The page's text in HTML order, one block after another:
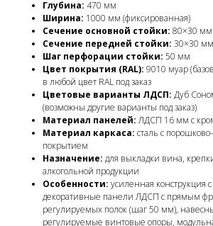
Глубина: 470 мм
Ширина: 1000 мм (фиксированная)
Сечение основной стойки: 80×30 мм
Сечение передней стойки: 30×30 мм
Шаг перфорации стойки: 50 мм
Цвет покрытия (RAL): 9010 муар
в любой цвет RAL под заказ
Цветовые варианты ЛДСП: Дуб
(возможны другие варианты под заказ)
Материал панелей:ЛДСП 16 мм с
Материал каркаса: сталь с
покрытием
Назначение: для выкладки вина,
алкогольной продукции
Особенности: усиленная конструкция
декоративные панели ЛДСП с прямым
регулируемых полок (шаг 50 мм),
регулируемые винтовые опоры,